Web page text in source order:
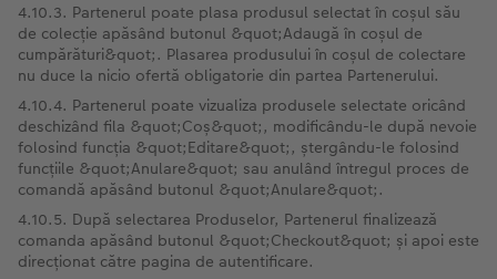
4.10.3. Partenerul poate plasa produsul selectat în coșul său
de colecție apăsând butonul &quot;Adaugă în coșul de
cumpărături&quot;. Plasarea produsului în coșul de colectare
nu duce la nicio ofertă obligatorie din partea Partenerului.
4.10.4. Partenerul poate vizualiza produsele selectate oricând
deschizând fila &quot;Coș&quot;, modificându-le după nevoie
folosind funcția &quot;Editare&quot;, ștergându-le folosind
funcțiile &quot;Anulare&quot; sau anulând întregul proces de
comandă apăsând butonul &quot;Anulare&quot;.
4.10.5. După selectarea Produselor, Partenerul finalizează
comanda apăsând butonul &quot;Checkout&quot; și apoi este
direcționat către pagina de autentificare.